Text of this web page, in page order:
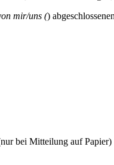
mir/uns ()
bei Mitteilung auf Papier)